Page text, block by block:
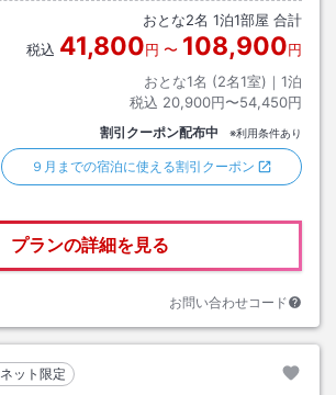
おとな2名 1泊1部屋 合計
税込 41,800円 〜 108,900円
おとな1名 (2名1室)｜ 1泊
税込 20,900円〜54,450円
割引クーポン配布中 ※利用条件あり
９月までの宿泊に使える割引クーポン
プランの詳細を見る
お問い合わせコード
ネット限定